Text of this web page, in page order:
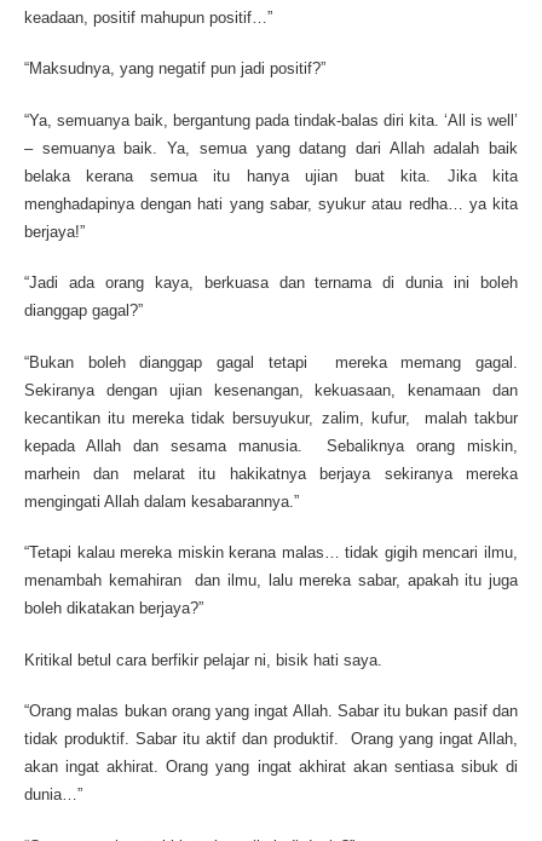
keadaan, positif mahupun positif…”
“Maksudnya, yang negatif pun jadi positif?”
“Ya, semuanya baik, bergantung pada tindak-balas diri kita. ‘All is well’
– semuanya baik. Ya, semua yang datang dari Allah adalah baik
belaka kerana semua itu hanya ujian buat kita. Jika kita
menghadapinya dengan hati yang sabar, syukur atau redha… ya kita
berjaya!”
“Jadi ada orang kaya, berkuasa dan ternama di dunia ini boleh
dianggap gagal?”
“Bukan boleh dianggap gagal tetapi mereka memang gagal.
Sekiranya dengan ujian kesenangan, kekuasaan, kenamaan dan
kecantikan itu mereka tidak bersuyukur, zalim, kufur, malah takbur
kepada Allah dan sesama manusia. Sebaliknya orang miskin,
marhein dan melarat itu hakikatnya berjaya sekiranya mereka
mengingati Allah dalam kesabarannya.”
“Tetapi kalau mereka miskin kerana malas… tidak gigih mencari ilmu,
menambah kemahiran dan ilmu, lalu mereka sabar, apakah itu juga
boleh dikatakan berjaya?”
Kritikal betul cara berfikir pelajar ni, bisik hati saya.
“Orang malas bukan orang yang ingat Allah. Sabar itu bukan pasif dan
tidak produktif. Sabar itu aktif dan produktif. Orang yang ingat Allah,
akan ingat akhirat. Orang yang ingat akhirat akan sentiasa sibuk di
dunia…”